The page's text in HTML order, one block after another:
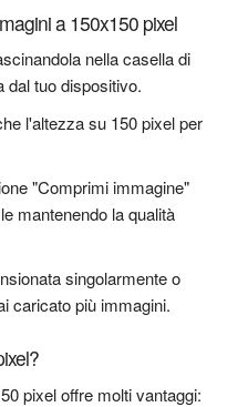
a 150x150 pixel
nella casella di
dal tuo dispositivo.
l'altezza su 150 pixel per
"Comprimi immagine"
mantenendo la qualità
singolarmente o
caricato più immagini.
pixel offre molti vantaggi: